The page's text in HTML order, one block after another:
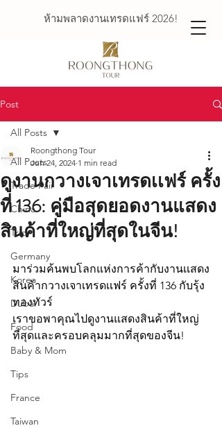
ห้ามพลาดงานเทรดแฟร์ 2026!
Post
All Posts
Trade Fair
China
Trip
Germany
Korea
Dubai
Food
Baby & Mom
Tips
France
Taiwan
All Posts
ดูงานกวางเจาเทรดเเฟร์ ครั้ง
ที่ 136: คู่มือสุดยอดงานแสดง
สินค้าที่ใหญ่ที่สุดในจีน!
Roongthong Tour
Jun 24, 2024 1 min read
มาร่วมค้นพบโลกแห่งการค้ากับงานเเสดง
สินค้ากวางเจาเทรดเเฟร์ ครั้งที่ 136 กับรุ้ง
ทองทัวร์
เราขอพาคุณไปดูงานแสดงสินค้าที่ใหญ่
ที่สุดและครอบคลุมมากที่สุดของจีน!